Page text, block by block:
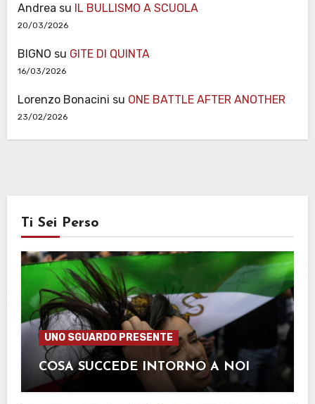
Andrea su IL BULLISMO A SCUOLA
20/03/2026
BIGNO su GITE DI QUINTA
16/03/2026
Lorenzo Bonacini su ONE BATTLE AFTER ANOTHER
23/02/2026
Ti Sei Perso
UNO SGUARDO PRESENTE
COSA SUCCEDE INTORNO A NOI